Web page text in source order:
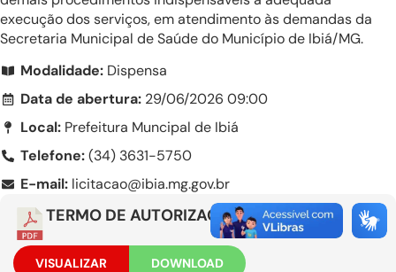
execução dos serviços, em atendimento às demandas da
Secretaria Municipal de Saúde do Município de Ibiá/MG.
Modalidade:Dispensa
Data de abertura: 29/06/2026 09:00
Local:Prefeitura Muncipal de Ibiá
Telefone:(34) 3631-5750
E-mail: licitacao@ibia.mg.gov.br
TERMO DE AUTORIZAÇÃO
VISUALIZAR DOWNLOAD